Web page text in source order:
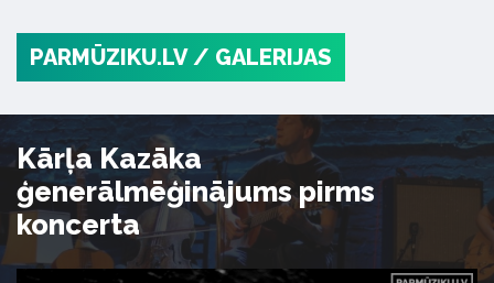
PARMŪZIKU.LV / GALERIJAS
Kārļa Kazāka
ģenerālmēģinājums pirms
koncerta